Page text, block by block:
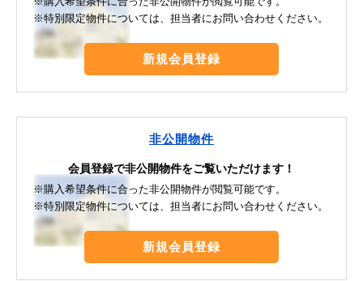
※特別限定物件については、担当者にお問い合わせください。
新規会員登録
非公開物件
会員登録で非公開物件をご覧いただけます！
※購入希望条件に合った非公開物件が閲覧可能です。
※特別限定物件については、担当者にお問い合わせください。
新規会員登録